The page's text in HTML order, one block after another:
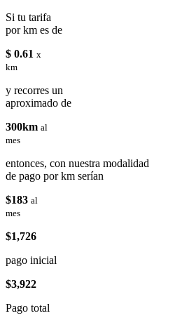
Si tu tarifa
por km es de
$ 0.61 x
km
y recorres un
aproximado de
300km al
mes
entonces, con nuestra modalidad
de pago por km serían
$183 al
mes
$1,726
pago inicial
$3,922
Pago total